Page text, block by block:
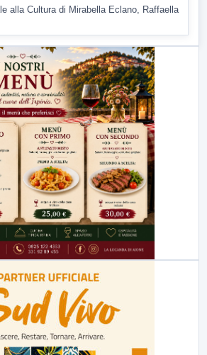
alla Cultura di Mirabella Eclano, Raffaella